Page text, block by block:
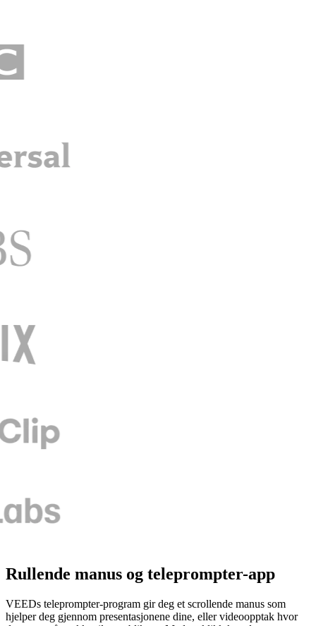
Rullende manus og teleprompter-app
VEEDs teleprompter-program gir deg et scrollende manus som
hjelper deg gjennom presentasjonene dine, eller videoopptak hvor